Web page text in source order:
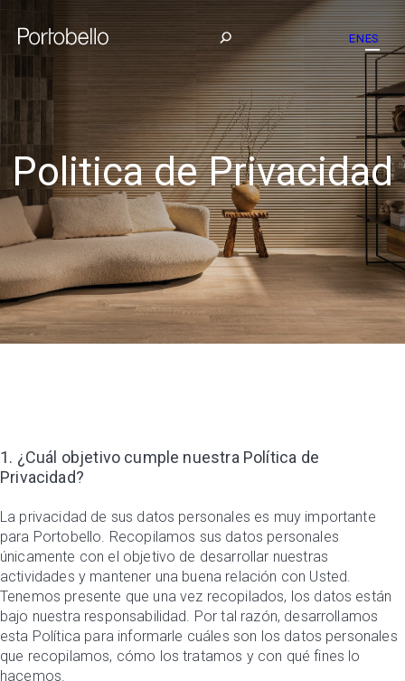
ENES
Politica de Privacidad
1. ¿Cuál objetivo cumple nuestra Política de
Privacidad?
La privacidad de sus datos personales es muy importante
para Portobello. Recopilamos sus datos personales
únicamente con el objetivo de desarrollar nuestras
actividades y mantener una buena relación con Usted.
Tenemos presente que una vez recopilados, los datos están
bajo nuestra responsabilidad. Por tal razón, desarrollamos
esta Política para informarle cuáles son los datos personales
que recopilamos, cómo los tratamos y con qué fines lo
hacemos.